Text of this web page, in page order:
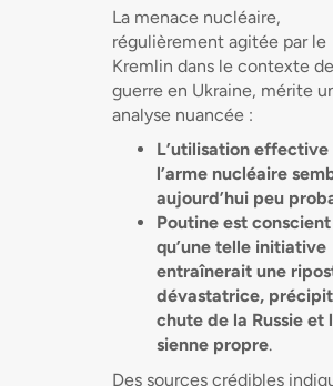
La menace nucléaire,
régulièrement agitée par le
Kremlin dans le contexte
guerre en Ukraine, mérite
analyse nuancée :
L’utilisation effective
l’arme nucléaire
aujourd’hui peu
Poutine est conscient
qu’une telle initiative
entraînerait une
dévastatrice,
chute de la Russie et
sienne propre.
Des sources crédibles